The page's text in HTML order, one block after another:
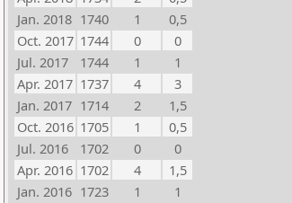
Jan. 2018 1740 1
0,5
Oct. 2017 1744 0
0
Jul. 2017
1744 1
1
Apr. 2017 1737 4
3
Jan. 2017 1714 2
1,5
Oct. 2016 1705 1
0,5
Jul. 2016
1702 0
0
Apr. 2016 1702 4
1,5
Jan. 2016 1723 1
1